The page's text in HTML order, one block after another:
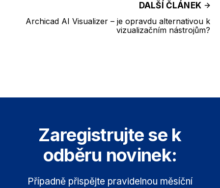
DALŠÍ ČLÁNEK
Archicad AI Visualizer – je opravdu alternativou k
vizualizačním nástrojům?
Zaregistrujte se k
odběru novinek:
Případně přispějte pravidelnou měsíční